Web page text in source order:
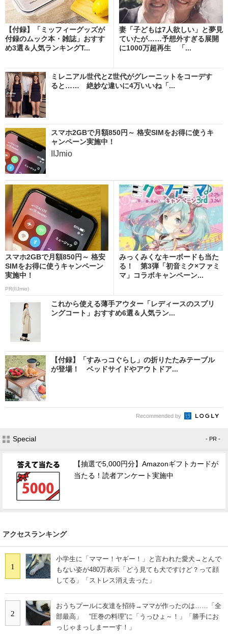
【付録】「ミッフィーグッズが
付録のムック本・雑誌」おすす
め3選＆人気ランキングT...
妻「子どもは7人欲しい」と夢見
ていたが……予想外すぎる展開
に1000万超再生 「...
ミレニアル世代とZ世代がグレーニットをコーデす
ると…… 絶妙な違いに4万いいね「...
スマホ2GBで月額850円～ 格安SIMをお得に使うキ
ャンペーン実施中！
IIJmio
スマホ2GBで月額850円～ 格安
SIMをお得に使うキャンペーン
実施中！
PR(IIJmio)
みっくみくなキーボードも当た
る！ 第3弾「初音ミク×ファミ
マ」コラボキャンペーン...
これから使える薄手アウター「レディースのスプリ
ングコート」おすすめ6選＆人気ラン...
【付録】「すみっコぐらし」の折りたたみテーブル
が登場！ ベッドサイドやアウトドア...
Recommended by
Special - PR -
【抽選で5,000円分】Amazonギフトカードが
当たる！読者アンケート実施中
アクセスランキング
1
小学生に「ママー！ヤギー！」と言われた愛犬→とんで
もない姿が480万表示「どう見ても犬ですけど？って顔
してる」「ストレス消え去った」
2
おうちプールに友達を招待→ママが作ったのは……「全
部最高」 “圧巻の料理”に「うっひょ～！」「勝手にお
っじゃまっしまーーす！」